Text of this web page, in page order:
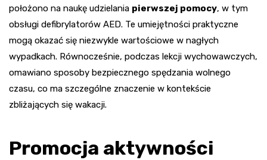
położono na naukę udzielania pierwszej pomocy, w tym
obsługi defibrylatorów AED. Te umiejętności praktyczne
mogą okazać się niezwykle wartościowe w nagłych
wypadkach. Równocześnie, podczas lekcji wychowawczych,
omawiano sposoby bezpiecznego spędzania wolnego
czasu, co ma szczególne znaczenie w kontekście
zbliżających się wakacji.
Promocja aktywności